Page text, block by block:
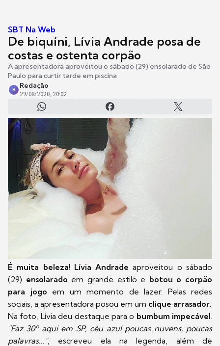
SBT Na Web
De biquíni, Lívia Andrade posa de
costas e ostenta corpão
A apresentadora aproveitou o sábado (29) ensolarado de São
Paulo para curtir tarde em piscina
R
Redação
29/08/2020, 20:02
É muita beleza! Lívia Andrade aproveitou o sábado
(29) ensolarado em grande estilo e botou o corpão
para jogo em um momento de lazer. Pelas redes
sociais, a apresentadora posou em um clique arrasador
Na foto, Lívia deu destaque para o bumbum impecável
"Faz 30º aqui em SP, céu azul poucas nuvens, poucas
palavras...", escreveu ela na legenda, além de